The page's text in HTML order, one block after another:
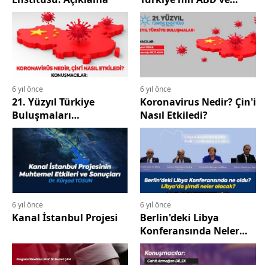
Rusya ile İlişkileri
6 yıl önce
21. Yüzyıl Türkiye
Buluşmaları
"Koronavirus Nedir?
Çin'i Nasıl Etkiledi"
6 yıl önce
Koronavirus Nedir? Çin'i
Nasıl Etkiledi?
6 yıl önce
Kanal İstanbul Projesi
6 yıl önce
Berlin'deki Libya
Konferansında Neler
Oldu? Libya'da Şimdi
Neler Olacak?